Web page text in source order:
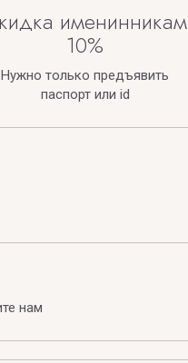
именинникам
10%
Нужно только предъявить
паспорт или id
нам